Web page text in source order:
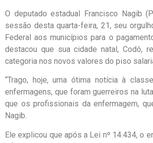
O deputado estadual Francisco Nagib
sessão desta quarta-feira, 21, seu
Federal aos municípios para o
destacou que sua cidade natal, Codó,
categoria nos novos valores do piso
“Trago, hoje, uma ótima notícia à
enfermagens, que foram guerreiros na
que os profissionais da enfermagem,
Nagib.
Ele explicou que após a Lei nº 14.434, o